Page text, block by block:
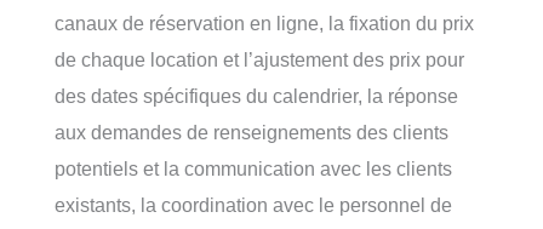
canaux de réservation en ligne, la fixation du prix
de chaque location et l’ajustement des prix pour
des dates spécifiques du calendrier, la réponse
aux demandes de renseignements des clients
potentiels et la communication avec les clients
existants, la coordination avec le personnel de